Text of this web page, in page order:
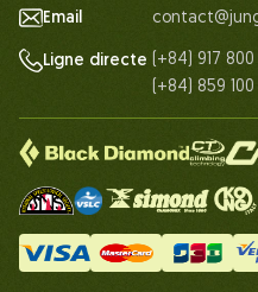
Email
Ligne directe (+84) 917
(+84) 859